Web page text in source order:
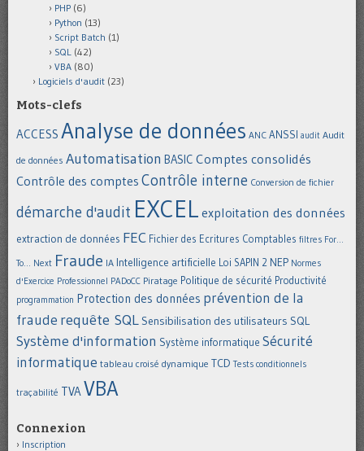
PHP (6)
Python (13)
Script Batch (1)
SQL (42)
VBA (80)
Logiciels d'audit (23)
Mots-clefs
ACCESS Analyse de données ANC ANSSI audit Audit
de données Automatisation BASIC Comptes consolidés
Contrôle des comptes Contrôle interne Conversion de fichier
démarche d'audit EXCEL exploitation des données
extraction de données FEC Fichier des Ecritures Comptables filtres For...
To... Next Fraude IA Intelligence artificielle Loi SAPIN 2 NEP Normes
d'Exercice Professionnel PADoCC Piratage Politique de sécurité Productivité
programmation Protection des données prévention de la
fraude requête SQL Sensibilisation des utilisateurs SQL
Système d'information Système informatique Sécurité
informatique tableau croisé dynamique TCD Tests conditionnels
traçabilité TVA VBA
Connexion
Inscription